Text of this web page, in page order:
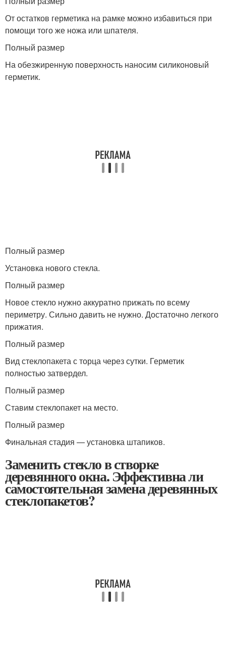
От остатков герметика на рамке можно избавиться при
помощи того же ножа или шпателя.
Полный размер
На обезжиренную поверхность наносим силиконовый
герметик.
Полный размер
Установка нового стекла.
Полный размер
Новое стекло нужно аккуратно прижать по всему
периметру. Сильно давить не нужно. Достаточно легкого
прижатия.
Полный размер
Вид стеклопакета с торца через сутки. Герметик
полностью затвердел.
Полный размер
Ставим стеклопакет на место.
Полный размер
Финальная стадия — установка штапиков.
Заменить стекло в створке
деревянного окна. Эффективна ли
самостоятельная замена деревянных
стеклопакетов?